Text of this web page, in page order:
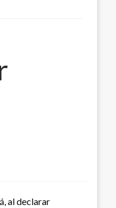
al declarar